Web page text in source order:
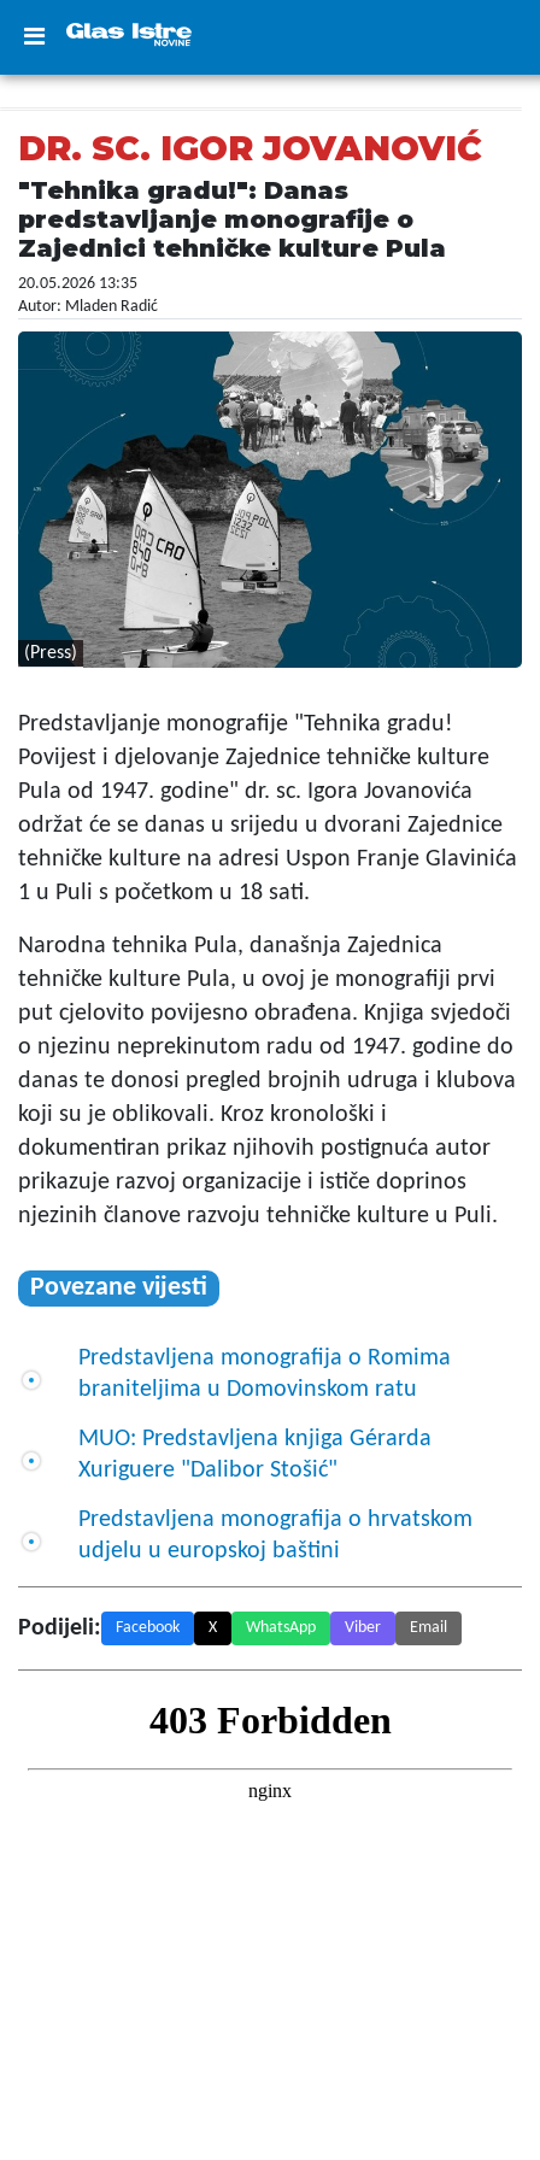
DR. SC. IGOR JOVANOVIĆ
"Tehnika gradu!": Danas
predstavljanje monografije o
Zajednici tehničke kulture Pula
20.05.2026 13:35
Autor: Mladen Radić
(Press)
Predstavljanje monografije "Tehnika gradu!
Povijest i djelovanje Zajednice tehničke kulture
Pula od 1947. godine" dr. sc. Igora Jovanovića
održat će se danas u srijedu u dvorani Zajednice
tehničke kulture na adresi Uspon Franje Glavinića
1 u Puli s početkom u 18 sati.
Narodna tehnika Pula, današnja Zajednica
tehničke kulture Pula, u ovoj je monografiji prvi
put cjelovito povijesno obrađena. Knjiga svjedoči
o njezinu neprekinutom radu od 1947. godine do
danas te donosi pregled brojnih udruga i klubova
koji su je oblikovali. Kroz kronološki i
dokumentiran prikaz njihovih postignuća autor
prikazuje razvoj organizacije i ističe doprinos
njezinih članove razvoju tehničke kulture u Puli.
Povezane vijesti
Predstavljena monografija o Romima
braniteljima u Domovinskom ratu
MUO: Predstavljena knjiga Gérarda
Xuriguere "Dalibor Stošić"
Predstavljena monografija o hrvatskom
udjelu u europskoj baštini
Podijeli: Facebook X WhatsApp Viber Email